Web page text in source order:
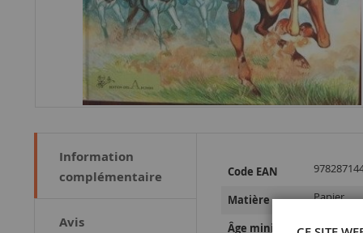
Information
complémentaire
Avis
d’information
Code EAN
Matière Papier
Âge minimum